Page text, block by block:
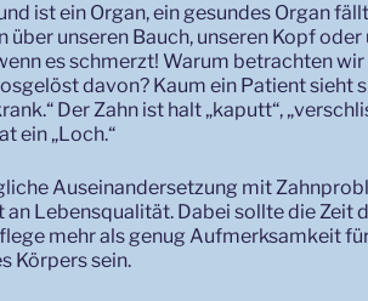
ist ein Organ, ein gesundes Organ
über unseren Bauch, unseren Kopf oder
es schmerzt! Warum betrachten wir
davon? Kaum ein Patient sieht
Der Zahn ist halt „kaputt“,
ein „Loch.“
Auseinandersetzung mit
an Lebensqualität. Dabei sollte die Zeit
mehr als genug Aufmerksamkeit
Körpers sein.